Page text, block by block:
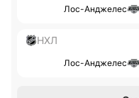
Лос-Анджелес
НХЛ
Лос-Анджелес